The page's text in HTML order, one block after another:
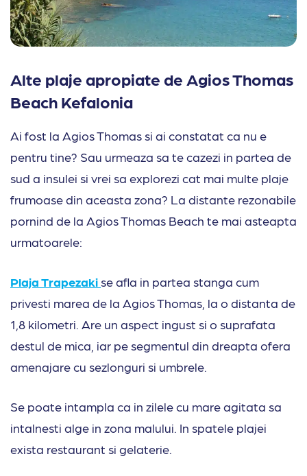
Alte plaje apropiate de Agios Thomas
Beach Kefalonia
Ai fost la Agios Thomas si ai constatat ca nu e
pentru tine? Sau urmeaza sa te cazezi in partea de
sud a insulei si vrei sa explorezi cat mai multe plaje
frumoase din aceasta zona? La distante rezonabile
pornind de la Agios Thomas Beach te mai asteapta
urmatoarele:
Plaja Trapezaki se afla in partea stanga cum
privesti marea de la Agios Thomas, la o distanta de
1,8 kilometri. Are un aspect ingust si o suprafata
destul de mica, iar pe segmentul din dreapta ofera
amenajare cu sezlonguri si umbrele.
Se poate intampla ca in zilele cu mare agitata sa
intalnesti alge in zona malului. In spatele plajei
exista restaurant si gelaterie.